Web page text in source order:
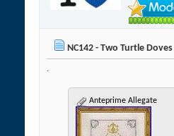
NC142 - Two Turtle
.
Anteprime Allegate